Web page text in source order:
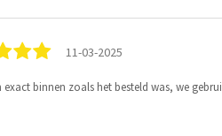
11-03-2025
exact binnen zoals het besteld was, we